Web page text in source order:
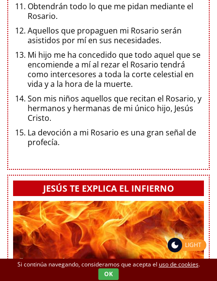
Obtendrán todo lo que me pidan mediante el
Rosario.
Aquellos que propaguen mi Rosario serán
asistidos por mí en sus necesidades.
Mi hijo me ha concedido que todo aquel que se
encomiende a mí al rezar el Rosario tendrá
como intercesores a toda la corte celestial en
vida y a la hora de la muerte.
Son mis niños aquellos que recitan el Rosario, y
hermanos y hermanas de mi único hijo, Jesús
Cristo.
La devoción a mi Rosario es una gran señal de
profecía.
JESÚS TE EXPLICA EL INFIERNO
Si continúa navegando, consideramos que acepta el uso de cookies.
OK
LIGHT